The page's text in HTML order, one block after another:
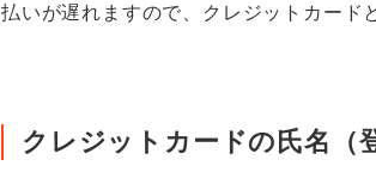
払いが遅れますので、クレジットカード
クレジットカードの氏名（